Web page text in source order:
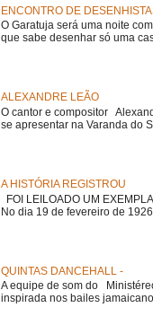
ENCONTRO DE
O Garatuja será uma noite
que sabe desenhar só uma
ALEXANDRE LEÃO
O cantor e compositor
se apresentar na Varanda do
A HISTÓRIA REGISTROU
FOI LEILOADO UM
No dia 19 de fevereiro de
QUINTAS DANCEHALL -
A equipe de som do
inspirada nos bailes